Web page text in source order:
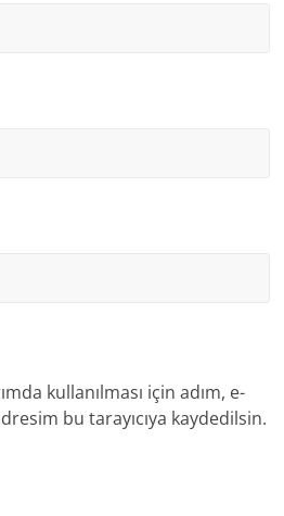
kullanılması için adım, e-
bu tarayıcıya kaydedilsin.